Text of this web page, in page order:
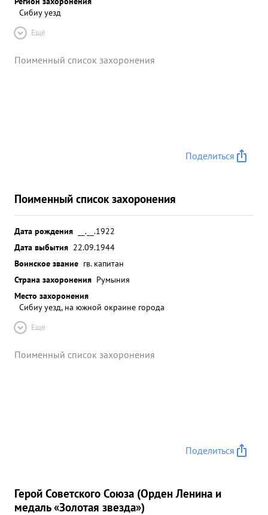
Сибиу уезд
Ещё
Поименный список захоронения
Поделиться
Поименный список захоронения
Дата рождения
__.__.1922
Дата выбытия 22.09.1944
Воинское звание гв. капитан
Страна захоронения Румыния
Место захоронения
Сибиу уезд, на южной окраине города
Ещё
Поименный список захоронения
Поделиться
Герой Советского Союза (Орден Ленина и
медаль «Золотая звезда»)